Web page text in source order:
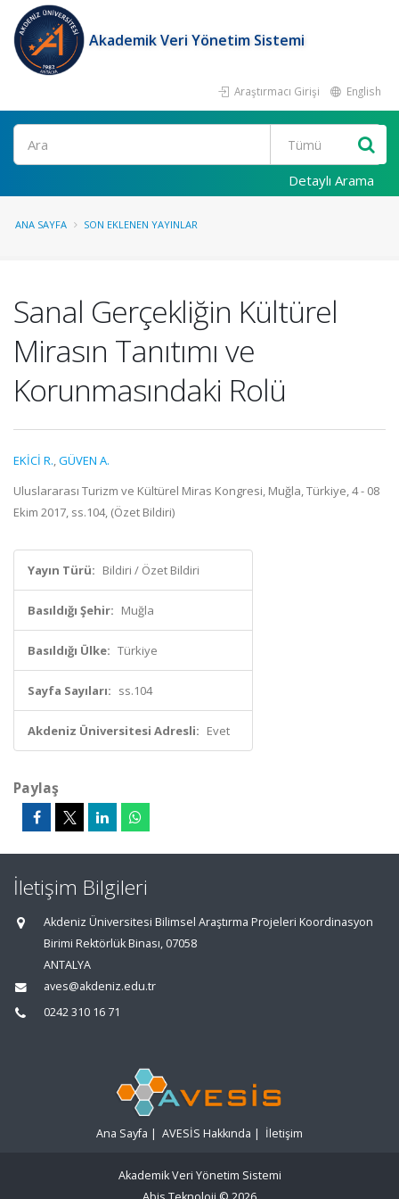
Akademik Veri Yönetim Sistemi
Araştırmacı Girişi English
Ara
Detaylı Arama
ANA SAYFA SON EKLENEN YAYINLAR
Sanal Gerçekliğin Kültürel
Mirasın Tanıtımı ve
Korunmasındaki Rolü
EKİCİ R.,GÜVEN A.
Uluslararası Turizm ve Kültürel Miras Kongresi, Muğla, Türkiye, 4 - 08
Ekim 2017, ss.104, (Özet Bildiri)
Yayın Türü: Bildiri / Özet Bildiri
Basıldığı Şehir: Muğla
Basıldığı Ülke: Türkiye
Sayfa Sayıları: ss.104
Akdeniz Üniversitesi Adresli: Evet
Paylaş
İletişim Bilgileri
Akdeniz Üniversitesi Bilimsel Araştırma Projeleri Koordinasyon
Birimi Rektörlük Binası, 07058
ANTALYA
aves@akdeniz.edu.tr
0242 310 16 71
Ana Sayfa | AVESİS Hakkında | İletişim
Akademik Veri Yönetim Sistemi